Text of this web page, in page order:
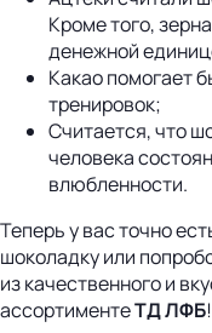
Кроме того,
денежной
Какао помогает
тренировок;
Считается, что
человека
влюбленности.
Теперь у вас точно
шоколадку или
из качественного и
ассортиментеТД ЛФБ!